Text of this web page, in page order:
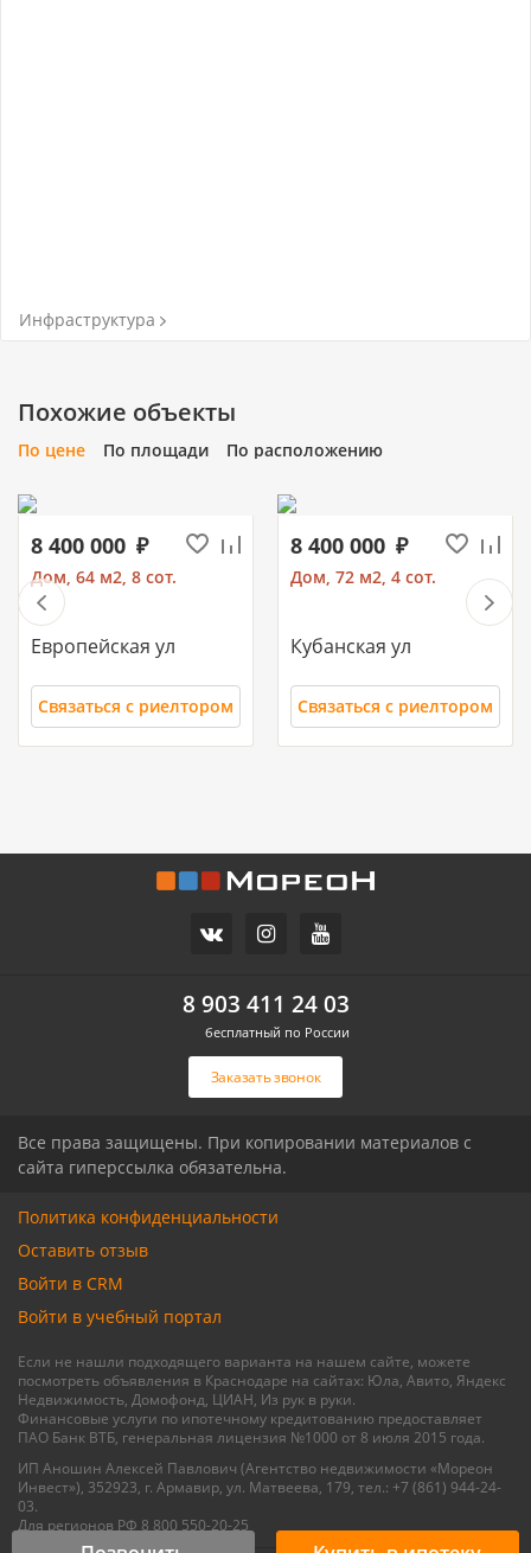
Инфраструктура
Похожие объекты
По цене По площади По расположению
8 400 000
Дом, 64 м2, 8 сот.
Европейская ул
Связаться с риелтором
8 400 000
Дом, 72 м2, 4 сот.
Кубанская ул
Связаться с риелтором
25 000 000
Коммерческая земля, 0
м2, 50 сот.
Заказать звонок
8 903 411 24 03
бесплатный по России
Все права защищены. При копировании материалов с
сайта гиперссылка обязательна.
Если не нашли подходящего варианта на нашем сайте, можете
посмотреть объявления в Краснодаре на сайтах: Юла, Авито, Яндекс
Недвижимость, Домофонд, ЦИАН, Из рук в руки.
Финансовые услуги по ипотечному кредитованию предоставляет
ПАО Банк ВТБ, генеральная лицензия №1000 от 8 июля 2015 года.
ИП Аношин Алексей Павлович (Агентство недвижимости «Мореон
Инвест»), 352923, г. Армавир, ул. Матвеева, 179, тел.: +7 (861) 944-24-
03.
Для регионов РФ 8 800 550-20-25
Политика конфиденциальности
Оставить отзыв
Войти в CRM
Войти в учебный портал